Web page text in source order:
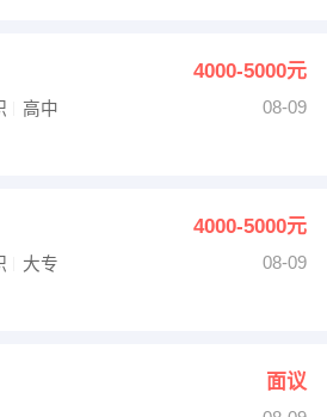
4000-5000元
高中
08-09
4000-5000元
大专
08-09
面议